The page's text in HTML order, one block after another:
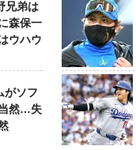
兄弟は
森保一
ウハウ
がソフ
然…失